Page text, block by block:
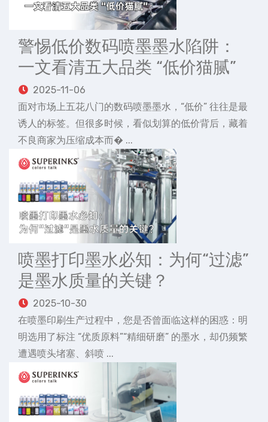
警惕低价数码喷墨墨水陷阱：
一文看清五大品类 “低价猫腻”
2025-11-06
面对市场上五花八门的数码喷墨墨水，“低价” 往往是最
诱人的标签。但很多时候，看似划算的低价背后，藏着
不良商家为压缩成本而� ...
喷墨打印墨水必知：为何“过滤”
是墨水质量的关键？
2025-10-30
在喷墨印刷生产过程中，您是否曾面临这样的困惑：明
明选用了标注 “优质原料”“精细研磨” 的墨水，却仍频繁
遭遇喷头堵塞、斜喷 ...